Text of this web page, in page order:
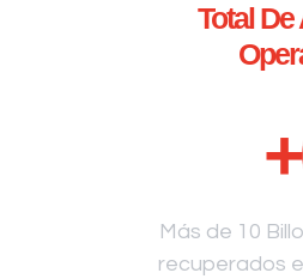
Total
+
Más de 10
recuperados